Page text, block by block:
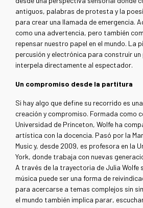
antiguos, palabras de protesta y la
para crear una llamada de emergencia.
como una advertencia, pero también
repensar nuestro papel en el mundo. La
percusión y electrónica para construir
interpela directamente al espectador.
Un compromiso desde la partitura
Si hay algo que define su recorrido es
creación y compromiso. Formada como
Universidad de Princeton, Wolfe ha
artística con la docencia. Pasó por la
Music y, desde 2009, es profesora en la
York, donde trabaja con nuevas
A través de la trayectoria de Julia Wolfe
música puede ser una forma de
para acercarse a temas complejos sin
el mundo también implica parar,